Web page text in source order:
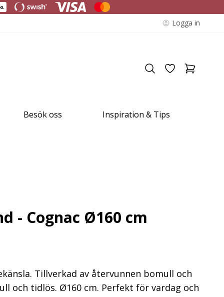
Logga in
Besök oss Inspiration & Tips
- Cognac Ø160 cm
Tillverkad av återvunnen bomull och
och tidlös. Ø160 cm. Perfekt för vardag och